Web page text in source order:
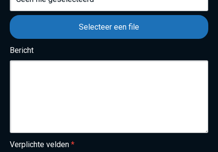
Selecteer een file
Bericht
Verplichte velden *